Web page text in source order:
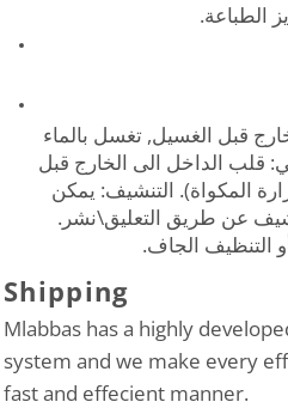
الطباعة.
قبل الغسيل, تغسل بالماء
قلب الداخل الى الخارج قبل
المكواة). التنشيف: يمكن
عن طريق التعليق\نشر.
التنظيف الجاف.
Shipping
Mlabbas has a highly
system and we make every
fast and effecient manner.